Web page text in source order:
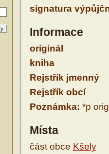
signatura
Informace
originál
kniha
Rejstřík jmenný
Rejstřík obcí
Poznámka: *p
Místa
část obce Kšely